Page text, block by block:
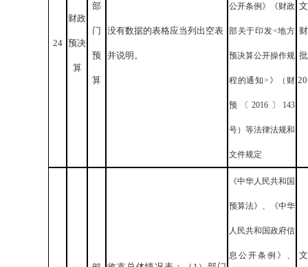
24
财政
预决
算
部
门
预
算
没有数据的表格应当列出空表
并说明。
公开条例》《财政
部关于印发<地方
预决算公开操作规
程的通知>》（财
预〔2016〕143
号）等法律法规和
文件规定
《中华人民共和国
预算法》、《中华
人民共和国政府信
息公开条例》、